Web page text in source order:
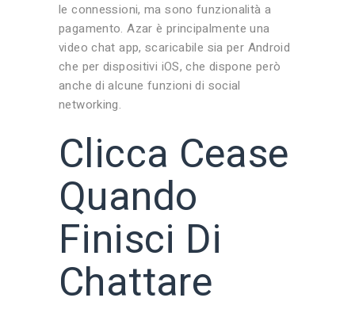
le connessioni, ma sono funzionalità a
pagamento. Azar è principalmente una
video chat app, scaricabile sia per Android
che per dispositivi iOS, che dispone però
anche di alcune funzioni di social
networking.
Clicca Cease
Quando
Finisci Di
Chattare